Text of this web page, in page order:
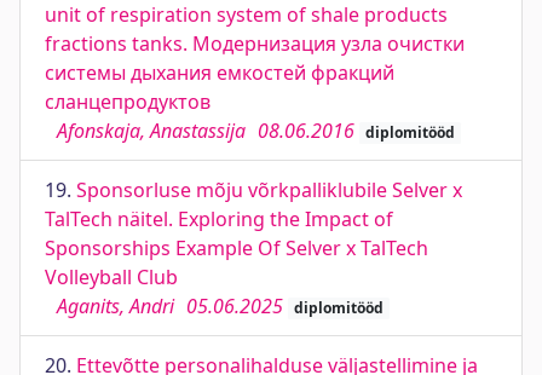
unit of respiration system of shale products
fractions tanks. Модернизация узла очистки
системы дыхания емкостей фракций
сланцепродуктов
Afonskaja, Anastassija 08.06.2016 diplomitööd
19. Sponsorluse mõju võrkpalliklubile Selver x
TalTech näitel. Exploring the Impact of
Sponsorships Example Of Selver x TalTech
Volleyball Club
Aganits, Andri 05.06.2025 diplomitööd
20. Ettevõtte personalihalduse väljastellimine ja